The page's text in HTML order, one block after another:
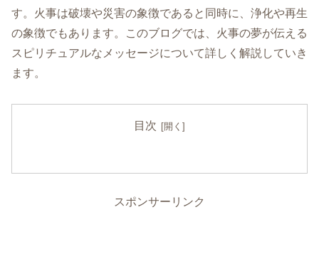
す。火事は破壊や災害の象徴であると同時に、浄化や再生
の象徴でもあります。このブログでは、火事の夢が伝える
スピリチュアルなメッセージについて詳しく解説していき
ます。
目次
スポンサーリンク